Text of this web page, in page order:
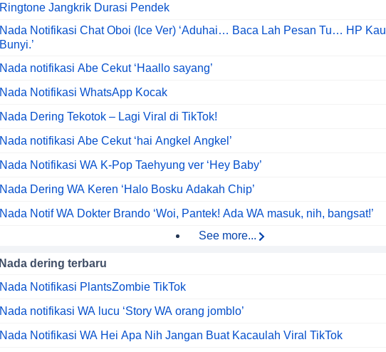
Ringtone Jangkrik Durasi Pendek
Nada Notifikasi Chat Oboi (Ice Ver) ‘Aduhai… Baca Lah Pesan Tu… HP Kau
Bunyi.’
Nada notifikasi Abe Cekut ‘Haallo sayang’
Nada Notifikasi WhatsApp Kocak
Nada Dering Tekotok – Lagi Viral di TikTok!
Nada notifikasi Abe Cekut ‘hai Angkel Angkel’
Nada Notifikasi WA K-Pop Taehyung ver ‘Hey Baby’
Nada Dering WA Keren ‘Halo Bosku Adakah Chip’
Nada Notif WA Dokter Brando ‘Woi, Pantek! Ada WA masuk, nih, bangsat!’
See more...
Nada dering terbaru
Nada Notifikasi PlantsZombie TikTok
Nada notifikasi WA lucu ‘Story WA orang jomblo’
Nada Notifikasi WA Hei Apa Nih Jangan Buat Kacaulah Viral TikTok